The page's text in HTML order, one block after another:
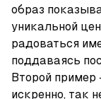
образ
уникальной
радоваться
поддаваясь
Второй
искренно, так